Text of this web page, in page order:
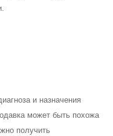
и назначения
может быть похожа
получить